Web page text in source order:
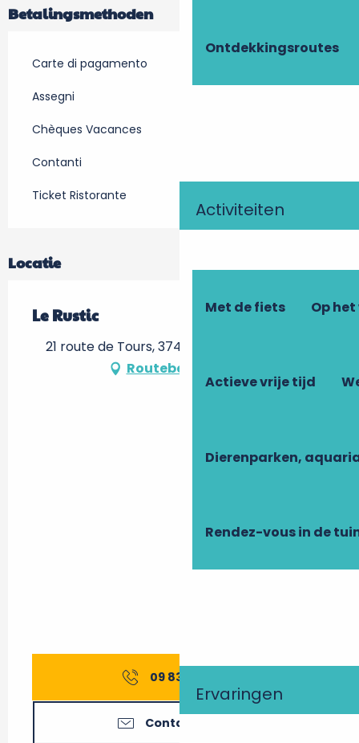
Ontdekkingsroutes
Activiteiten
Met de fiets Op
Actieve vrije tijd
Dierenparken,
Rendez-vous in de
Ervaringen
Betalingsmethoden
Carte di pagamento
Assegni
Chèques Vacances
Contanti
Ticket Ristorante
Locatie
Le Rustic
21 route de Tours, 37400 Lussault-sur-Loire
Routebeschrijving
09 83 77 46
Contacteer ons